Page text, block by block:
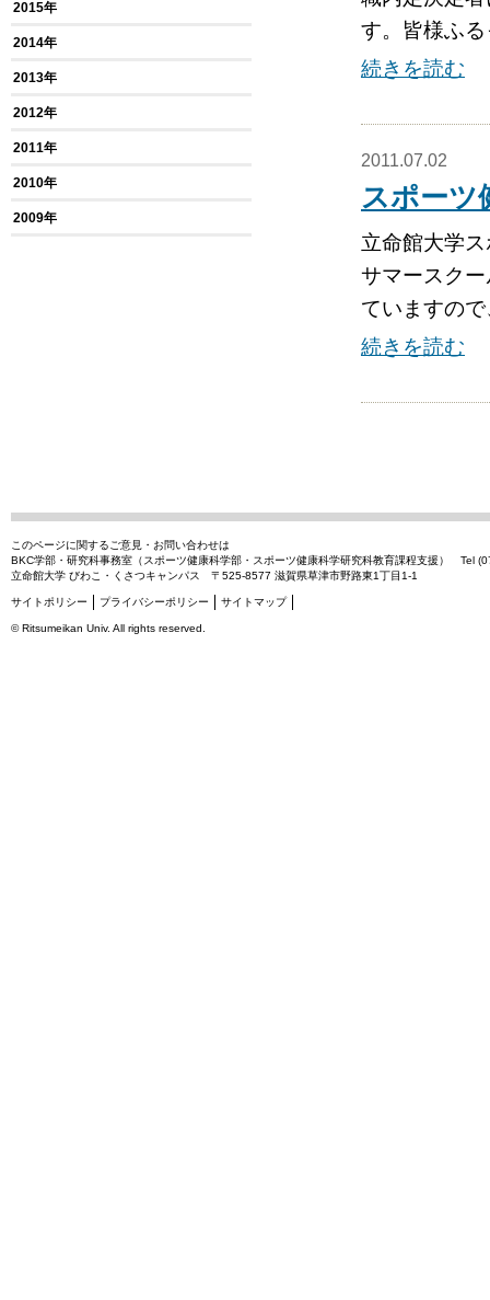
す。皆様ふ
続きを読む
2011.07.02
スポーツ
立命館大学
サマースク
ていますの
続きを読む
2015年
2014年
2013年
2012年
2011年
2010年
2009年
このページに関するご意見・お問い合わせは
BKC学部・研究科事務室（スポーツ健康科学部・スポーツ健康科学研究科教育課程支援）
Tel
立命館大学 びわこ・くさつキャンパス 〒525-8577 滋賀県草津市野路東1丁目1-1
サイトポリシー プライバシーポリシー サイトマップ
©Ritsumeikan Univ. All rights reserved.